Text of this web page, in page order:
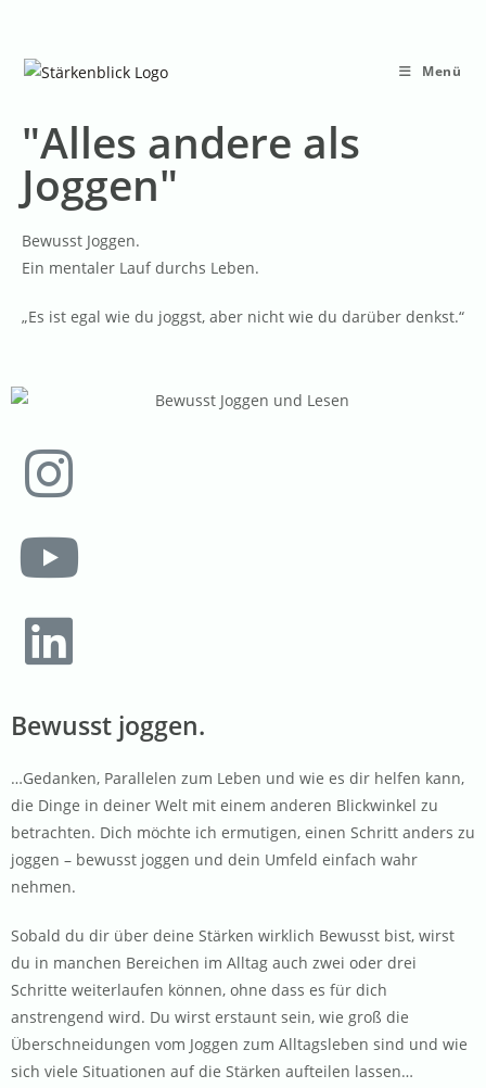
Menü
"Alles andere als
Joggen"
Bewusst Joggen.
Ein mentaler Lauf durchs Leben.
„Es ist egal wie du joggst, aber nicht wie du darüber denkst.“
Bewusst joggen.
…Gedanken, Parallelen zum Leben und wie es dir helfen kann,
die Dinge in deiner Welt mit einem anderen Blickwinkel zu
betrachten. Dich möchte ich ermutigen, einen Schritt anders zu
joggen – bewusst joggen und dein Umfeld einfach wahr
nehmen.
Sobald du dir über deine Stärken wirklich Bewusst bist, wirst
du in manchen Bereichen im Alltag auch zwei oder drei
Schritte weiterlaufen können, ohne dass es für dich
anstrengend wird. Du wirst erstaunt sein, wie groß die
Überschneidungen vom Joggen zum Alltagsleben sind und wie
sich viele Situationen auf die Stärken aufteilen lassen…